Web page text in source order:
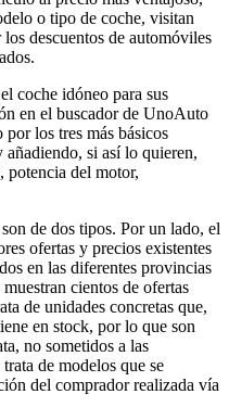
o tipo de coche, visitan
descuentos de automóviles
coche idóneo para sus
en el buscador de UnoAuto
por los tres más básicos
si así lo quieren,
potencia del motor,
de dos tipos. Por un lado, el
ofertas y precios existentes
en las diferentes provincias
cientos de ofertas
de unidades concretas que,
en stock, por lo que son
no sometidos a las
de modelos que se
del comprador realizada vía